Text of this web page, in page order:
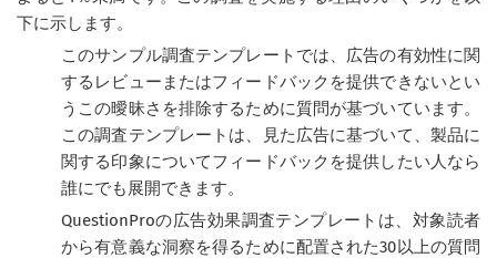
下に示します。
このサンプル調査テンプレートでは、広告の有効性に関
するレビューまたはフィードバックを提供できないとい
うこの曖昧さを排除するために質問が基づいています。
この調査テンプレートは、見た広告に基づいて、製品に
関する印象についてフィードバックを提供したい人なら
誰にでも展開できます。
QuestionProの広告効果調査テンプレートは、対象読者
から有意義な洞察を得るために配置された30以上の質問